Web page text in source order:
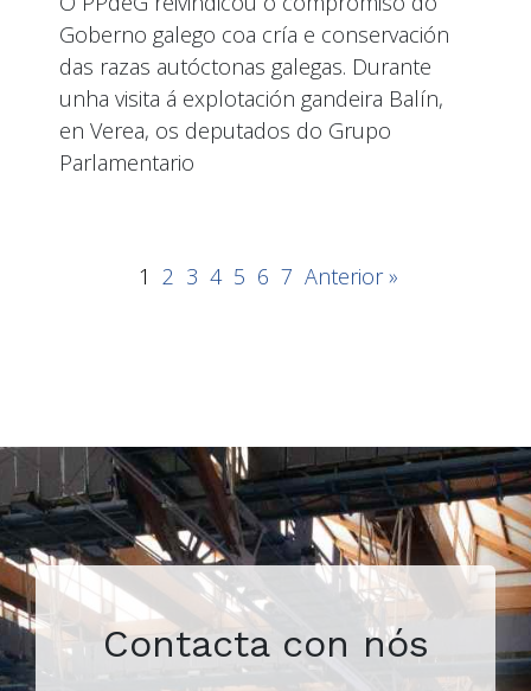
Goberno galego coa cría e conservación
das razas autóctonas galegas. Durante
unha visita á explotación gandeira Balín,
en Verea, os deputados do Grupo
Parlamentario
1 2 3 4 5 6 7 Anterior »
Contacta con nós